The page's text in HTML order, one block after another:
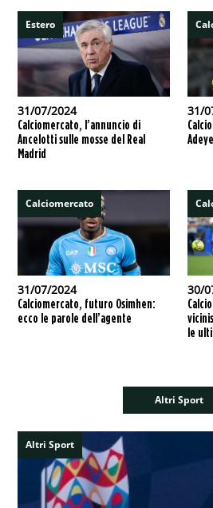
Estero
31/07/2024
Calciomercato, l’annuncio di
Ancelotti sulle mosse del Real
Madrid
31/
Calciomercato
31/07/2024
Calciomercato, futuro Osimhen:
ecco le parole dell’agente
30/
le
Altri Sport
Altri Sport